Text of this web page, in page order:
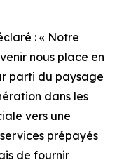
: « Notre
nous place en
parti du paysage
dans les
vers une
prépayés
de fournir